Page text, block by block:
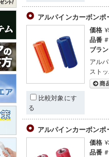
アルパインカーボンポ
比較対象にす
る
価格
品番
ブラ
アル
スト
アルパインカーボンポ
価格
品番